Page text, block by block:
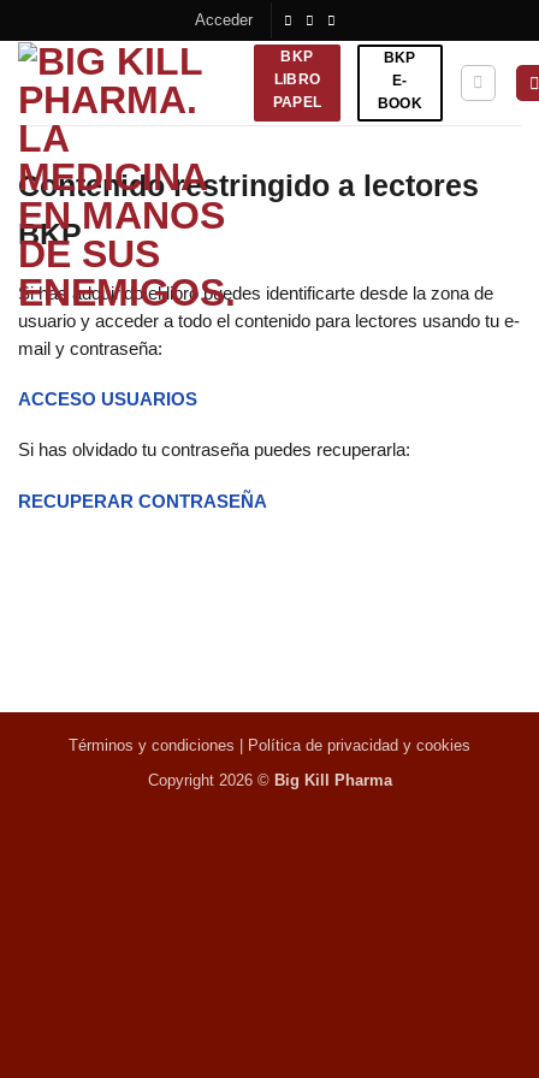
al
contenido
Acceder
BKP
LIBRO
PAPEL
BKP
E-
BOOK
Contenido restringido a lectores
BKP
Si has adquirido el libro puedes identificarte desde la zona de
usuario y acceder a todo el contenido para lectores usando tu e-
mail y contraseña:
ACCESO USUARIOS
Si has olvidado tu contraseña puedes recuperarla:
RECUPERAR CONTRASEÑA
Términos y condiciones
Política de privacidad y cookies
Copyright 2026 © Big Kill Pharma